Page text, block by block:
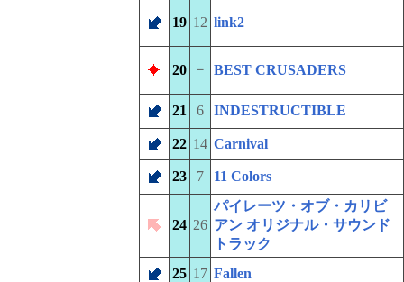
19 12 link2
20 － BEST CRUSADERS
21 6 INDESTRUCTIBLE
22 14 Carnival
23 7 11 Colors
24 26
パイレーツ・オブ・カリビ
アン オリジナル・サウンド
トラック
25 17 Fallen